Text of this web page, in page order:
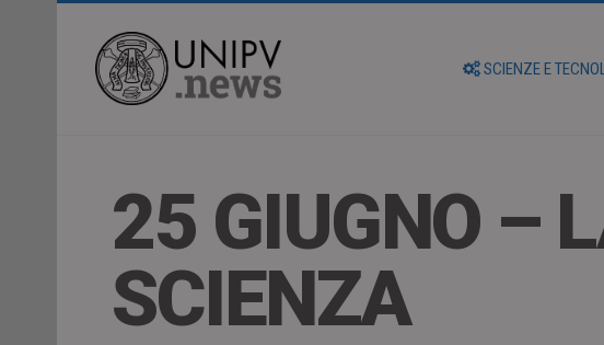
SCIENZE E
25 GIUGNO –
SCIENZA